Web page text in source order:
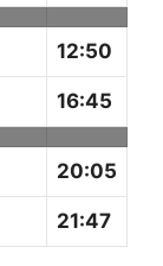
12:50
16:45
20:05
21:47